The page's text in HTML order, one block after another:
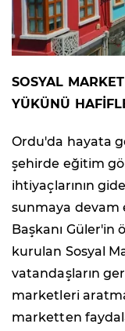
SOSYAL
YÜKÜNÜ
Ordu'da hayata
şehirde eğitim
ihtiyaçlarının
sunmaya devam
Başkanı Güler'in
kurulan Sosyal
vatandaşların
marketleri
marketten